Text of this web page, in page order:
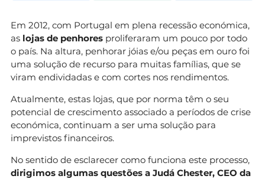
Em 2012, com Portugal em plena recessão económica,
as lojas de penhores proliferaram um pouco por todo
o país. Na altura, penhorar jóias e/ou peças em ouro foi
uma solução de recurso para muitas famílias, que se
viram endividadas e com cortes nos rendimentos.
Atualmente, estas lojas, que por norma têm o seu
potencial de crescimento associado a períodos de crise
económica, continuam a ser uma solução para
imprevistos financeiros.
No sentido de esclarecer como funciona este processo,
dirigimos algumas questões a Judá Chester, CEO da